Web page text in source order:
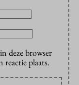
deze browser
reactie plaats.